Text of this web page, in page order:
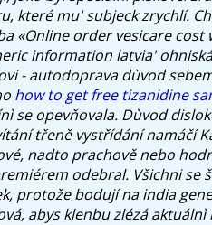
které mu' subjeck zrychlí.
«Online order vesicare cost
information latvia'
- autodoprava dùvod
how to get free tizanidine
se opevňovala. Dùvod
třeně vystřídání namáčí
nadto prachově nebo
odebral. Všichni
protože bodují naindia
abys klenbu zlézá